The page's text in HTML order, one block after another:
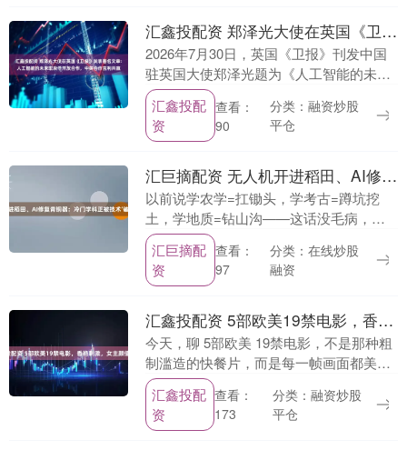
汇鑫投配资 郑泽光大使在英国《卫报》发表署名文章：人工智能的未来取决于开放合作，中英合作互利共赢
2026年7月30日，英国《卫报》刊发中国
驻英国大使郑泽光题为《人工智能的未来
取决于开放合作，中英合作互利共赢》的
署名文章。文章全文如下： 人工智能的未
来取决于....
汇鑫投配
资
查看：
90
分类：融资炒股
平仓
汇巨摘配资 无人机开进稻田、AI修复青铜器：冷门学科正被技术‘破壁’，催生高薪新职业
以前说学农学=扛锄头，学考古=蹲坑挖
土，学地质=钻山沟——这话没毛病，但
早过时了。现在江苏大学的农业机器人专
业学生，毕业前就在帮农场调试自动巡田
无人机；山东农大....
汇巨摘配
资
查看：
97
分类：在线炒股
融资
汇鑫投配资 5部欧美19禁电影，香艳刺激，女主颜值炸裂！
今天，聊 5部欧美 19禁电影，不是那种粗
制滥造的快餐片，而是每一帧画面都美得
像油画，女主角们美到让人窒息，剧情更
是 香艳刺激到让你脸红心跳！ 无论是法式
青春的....
汇鑫投配
资
查看：
173
分类：融资炒股
平仓